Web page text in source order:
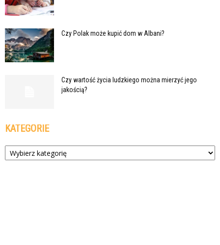
Czy Polak może kupić dom w Albani?
Czy wartość życia ludzkiego można mierzyć jego
jakością?
KATEGORIE
Kategorie